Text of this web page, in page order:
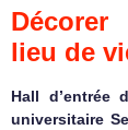
lieu de
Hall d’entrée
universitaire